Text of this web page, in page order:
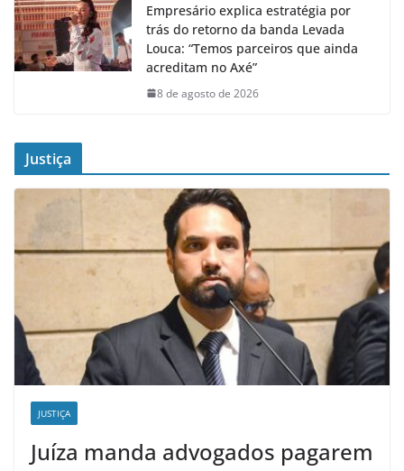
Empresário explica estratégia por
trás do retorno da banda Levada
Louca: “Temos parceiros que ainda
acreditam no Axé”
8 de agosto de 2026
Justiça
JUSTIÇA
Juíza manda advogados pagarem